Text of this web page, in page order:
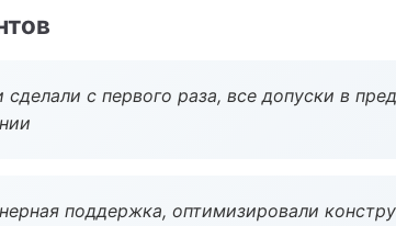
с первого раза, все допуски в
поддержка, оптимизировали